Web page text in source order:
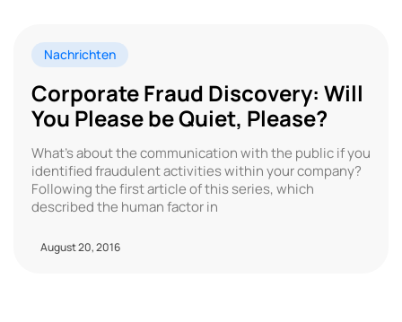
Nachrichten
Corporate Fraud Discovery: Will
You Please be Quiet, Please?
What’s about the communication with the public if you
identified fraudulent activities within your company?
Following the first article of this series, which
described the human factor in
August 20, 2016